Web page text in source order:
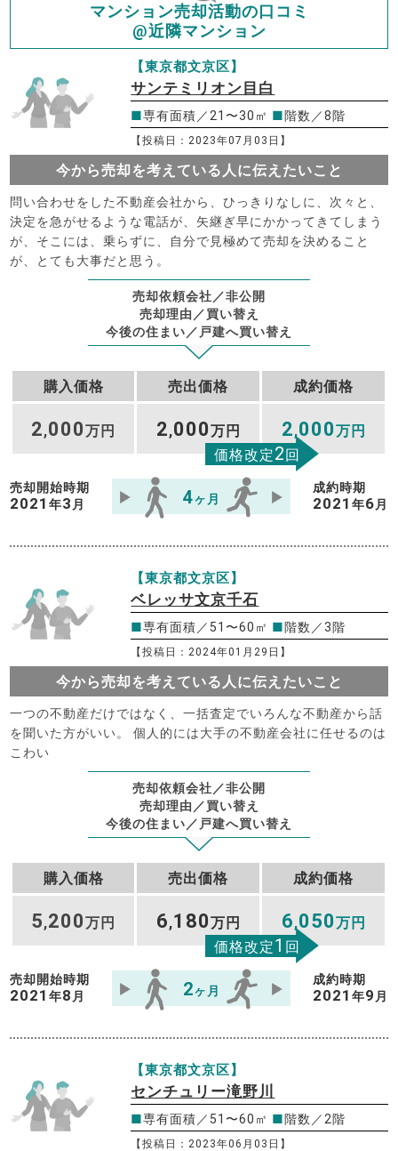
マンション売却活動の口コミ
@近隣マンション
【東京都文京区】
サンテミリオン目白
■専有面積／21〜30㎡ ■階数／8階
【投稿日：2023年07月03日】
今から売却を考えている人に伝えたいこと
問い合わせをした不動産会社から、ひっきりなしに、次々と、
決定を急がせるような電話が、矢継ぎ早にかかってきてしまう
が、そこには、乗らずに、自分で見極めて売却を決めること
が、とても大事だと思う。
売却依頼会社／非公開
売却理由／買い替え
今後の住まい／戸建へ買い替え
購入価格 売出価格 成約価格
2,000万円 2,000万円 2,000万円
価格改定2回
売却開始時期
2021年3 月 4ヶ月
成約時期
2021 年6 月
【東京都文京区】
ベレッサ文京千石
■専有面積／51〜60㎡ ■階数／3階
【投稿日：2024年01月29日】
今から売却を考えている人に伝えたいこと
一つの不動産だけではなく、一括査定でいろんな不動産から話
を聞いた方がいい。 個人的には大手の不動産会社に任せるのは
こわい
売却依頼会社／非公開
売却理由／買い替え
今後の住まい／戸建へ買い替え
購入価格 売出価格 成約価格
5,200万円 6,180万円 6,050万円
価格改定1 回
売却開始時期
2021年8 月 2ヶ月
成約時期
2021 年9 月
【東京都文京区】
センチュリー滝野川
■専有面積／51〜60㎡ ■階数／2階
【投稿日：2023年06月03日】